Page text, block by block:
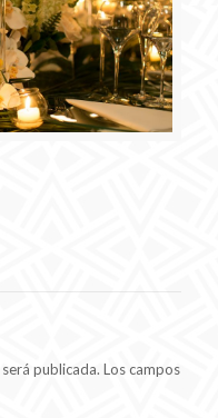
publicada. Los campos